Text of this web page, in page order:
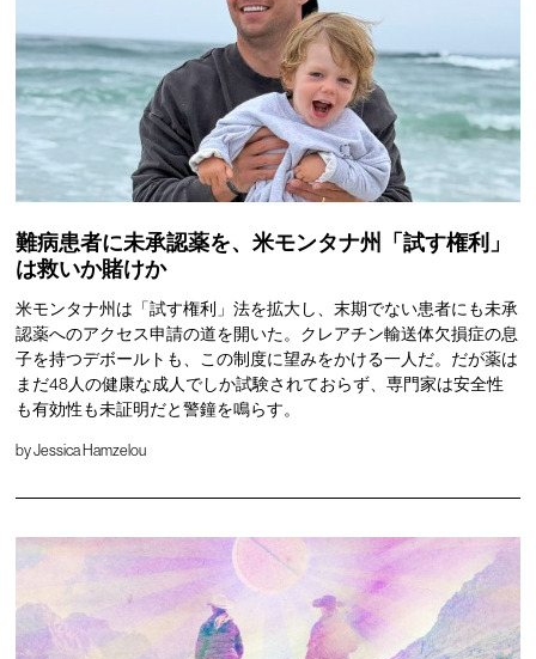
難病患者に未承認薬を、米モンタナ州「試す権利」
は救いか賭けか
米モンタナ州は「試す権利」法を拡大し、末期でない患者にも未承
認薬へのアクセス申請の道を開いた。クレアチン輸送体欠損症の息
子を持つデボールトも、この制度に望みをかける一人だ。だが薬は
まだ48人の健康な成人でしか試験されておらず、専門家は安全性
も有効性も未証明だと警鐘を鳴らす。
byJessica Hamzelou